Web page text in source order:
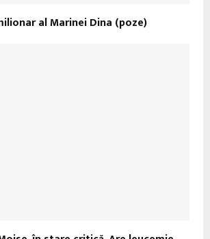
al Marinei Dina (poze)